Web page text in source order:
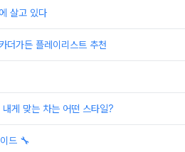
살고 있다
더가든 플레이리스트 추천
게 맞는 차는 어떤 스타일?
드 🔧